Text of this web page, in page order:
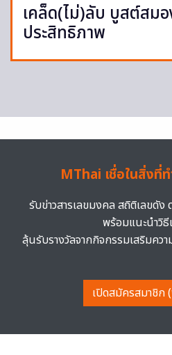
เคล็ด(ไม่)ลับ บูสต์สม
ประสิทธิภาพ
MThai เชื่อในสิ่งที่
รับข่าวสารเลขมงคล สถิติเลขดัง
พร้อมแนะนำวิธี
ลุ้นรับรางวัลจากกิจกรรมเสริมคว
เปิดสมัครสมาชิก